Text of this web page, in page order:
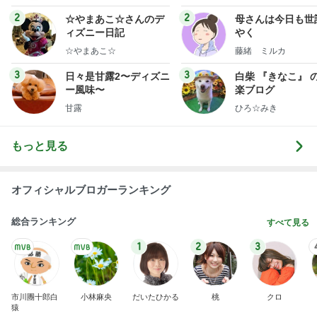
ログ
2
☆やまあこ☆さんのデ
ィズニー日記
☆やまあこ☆
3
日々是甘露2〜ディズニ
ー風味〜
甘露
2
母さんは今日も世
やく
藤緒 ミルカ
3
白柴 『きなこ』
楽ブログ
ひろ☆みき
もっと見る
オフィシャルブロガーランキング
総合ランキング すべて見る
市川團十郎白
猿
小林麻央
1
だいたひかる
2
桃
3
クロ